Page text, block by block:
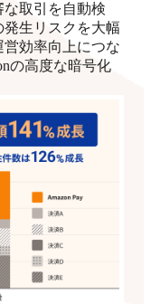
取引を自動検
生リスクを大幅
効率向上につな
の高度な暗号化